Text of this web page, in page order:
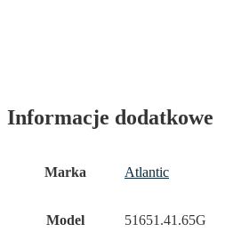
Informacje dodatkowe
Marka Atlantic
Model 51651.41.65G